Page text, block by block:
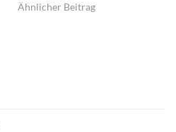
Ähnlicher Beitrag